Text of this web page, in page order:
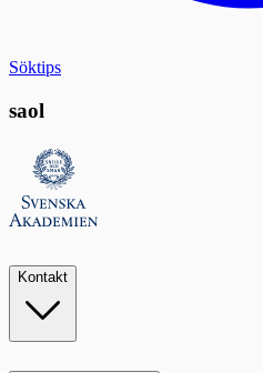
Söktips
saol
Kontakt